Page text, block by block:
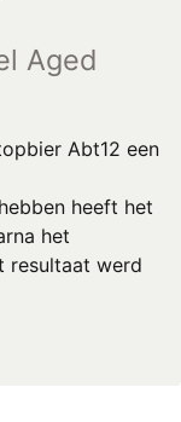
Aged
Abt12 een
heeft het
het
resultaat werd